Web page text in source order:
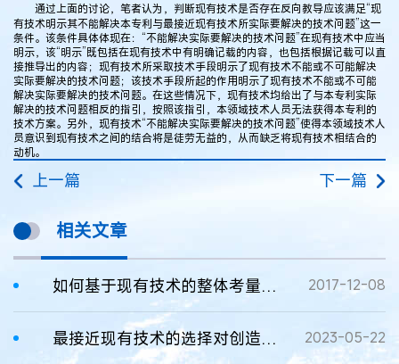
通过上面的讨论，笔者认为，判断现有技术是否存在反向教导应该满足“现
有技术明示其不能解决本专利与最接近现有技术所实际要解决的技术问题”这一
条件。该条件具体体现在：“不能解决实际要解决的技术问题”在现有技术中应当
明示，该“明示”既包括在现有技术中有明确记载的内容，也包括根据记载可以直
接推导出的内容；现有技术所采取技术手段明示了现有技术不能或不可能解决
实际要解决的技术问题；该技术手段所起的作用明示了现有技术不能或不可能
解决实际要解决的技术问题。在这些情况下，现有技术均给出了与本专利实际
解决的技术问题相反的指引，按照该指引，本领域技术人员无法获得本专利的
技术方案。另外，现有技术“不能解决实际要解决的技术问题”使得本领域技术人
员意识到现有技术之间的结合将是徒劳无益的，从而缺乏将现有技术相结合的
动机。
上一篇 下一篇
相关文章
如何基于现有技术的整体考量进行创造性判断 2017-12-08
最接近现有技术的选择对创造性判断的影响 2023-05-22